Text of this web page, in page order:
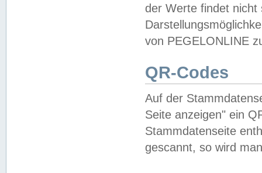
der Werte findet
von PEGELONLINE
QR-Codes
Auf der
Seite anzeigen" ein
Stammdatenseite
gescannt, so wird